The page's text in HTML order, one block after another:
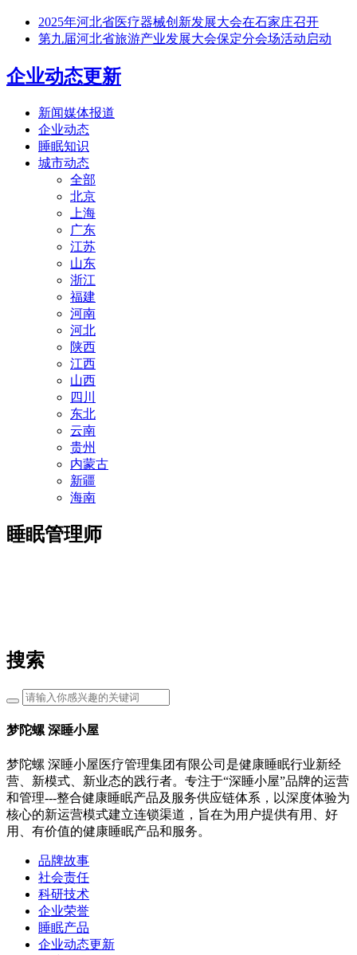
2025年河北省医疗器械创新发展大会在石家庄召开
第九届河北省旅游产业发展大会保定分会场活动启动
企业动态更新
新闻媒体报道
企业动态
睡眠知识
城市动态
全部
北京
上海
广东
江苏
山东
浙江
福建
河南
河北
陕西
江西
山西
四川
东北
云南
贵州
内蒙古
新疆
海南
睡眠管理师
搜索
梦陀螺 深睡小屋
梦陀螺 深睡小屋医疗管理集团有限公司是健康睡眠行业新经
营、新模式、新业态的践行者。专注于“深睡小屋”品牌的运营
和管理---整合健康睡眠产品及服务供应链体系，以深度体验为
核心的新运营模式建立连锁渠道，旨在为用户提供有用、好
用、有价值的健康睡眠产品和服务。
品牌故事
社会责任
科研技术
企业荣誉
睡眠产品
企业动态更新